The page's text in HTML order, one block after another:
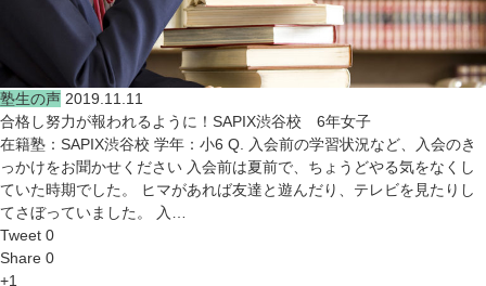
塾生の声 2019.11.11
合格し努力が報われるように！SAPIX渋谷校 6年女子
在籍塾：SAPIX渋谷校 学年：小6 Q. 入会前の学習状況など、入会のき
っかけをお聞かせください 入会前は夏前で、ちょうどやる気をなくし
ていた時期でした。 ヒマがあれば友達と遊んだり、テレビを見たりし
てさぼっていました。 入…
Tweet 0
Share 0
+1